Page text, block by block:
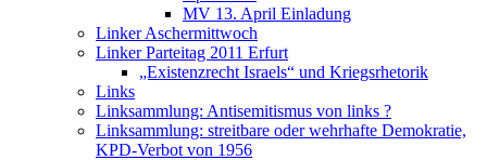
MV 13. April Einladung
Linker Aschermittwoch
Linker Parteitag 2011 Erfurt
„Existenzrecht Israels“ und Kriegsrhetorik
Links
Linksammlung: Antisemitismus von links ?
Linksammlung: streitbare oder wehrhafte Demokratie,
KPD-Verbot von 1956